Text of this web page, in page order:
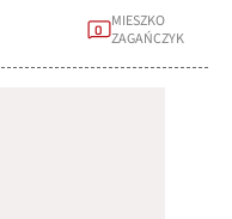
0 MIESZKO
ZAGAŃCZYK